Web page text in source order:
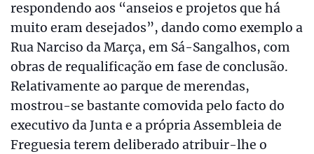
respondendo aos “anseios e projetos que há
muito eram desejados”, dando como exemplo a
Rua Narciso da Marça, em Sá-Sangalhos, com
obras de requalificação em fase de conclusão.
Relativamente ao parque de merendas,
mostrou-se bastante comovida pelo facto do
executivo da Junta e a própria Assembleia de
Freguesia terem deliberado atribuir-lhe o